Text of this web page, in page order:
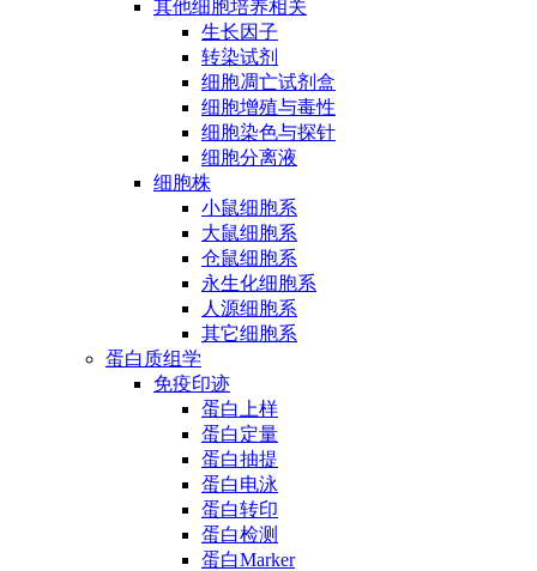
其他细胞培养相关
生长因子
转染试剂
细胞凋亡试剂盒
细胞增殖与毒性
细胞染色与探针
细胞分离液
细胞株
小鼠细胞系
大鼠细胞系
仓鼠细胞系
永生化细胞系
人源细胞系
其它细胞系
蛋白质组学
免疫印迹
蛋白上样
蛋白定量
蛋白抽提
蛋白电泳
蛋白转印
蛋白检测
蛋白Marker